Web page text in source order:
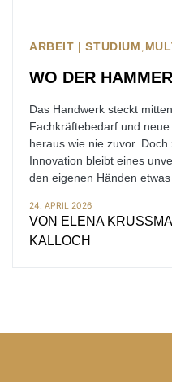
ARBEIT | STUDIUM
WO DER
Das Handwerk steckt
Fachkräftebedarf und
heraus wie nie zuvor.
Innovation bleibt eines
den eigenen Händen
24. APRIL 2026
VON ELENA
KALLOCH